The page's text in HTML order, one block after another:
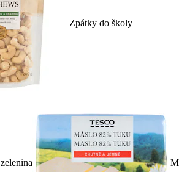
Zpátky do školy